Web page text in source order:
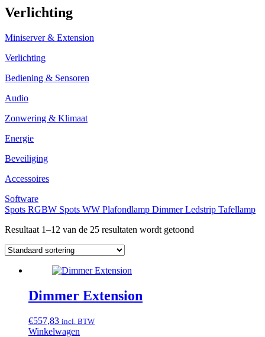
Verlichting
Miniserver & Extension
Verlichting
Bediening & Sensoren
Audio
Zonwering & Klimaat
Energie
Beveiliging
Accessoires
Software
Spots RGBW Spots WW Plafondlamp DimmerLedstrip Tafellamp
Resultaat 1–12 van de 25 resultaten wordt getoond
Dimmer Extension
€557,83 incl. BTW
Winkelwagen